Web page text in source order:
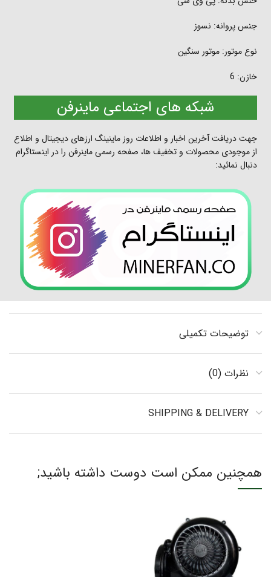
جنس پروانه: نسوز
نوع موتور: موتور سنگین
خازن: 6
شبکه های اجتماعی ماینرفن
جهت دریافت آخرین اخبار و اطلاعات روز ماینینگ ارزهای دیجیتال و اطلاع
از موجودی محصولات و تخفیف ها، صفحه رسمی ماینرفن را در اینستاگرام
دنبال نمائید:
توضیحات تکمیلی
نظرات (0)
SHIPPING & DELIVERY
همچنین ممکن است دوست داشته باشید;